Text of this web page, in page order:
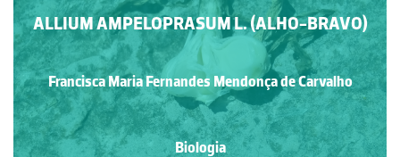
ALLIUM AMPELOPRASUM L. (ALHO-BRAVO)
Francisca Maria Fernandes Mendonça de Carvalho
Biologia